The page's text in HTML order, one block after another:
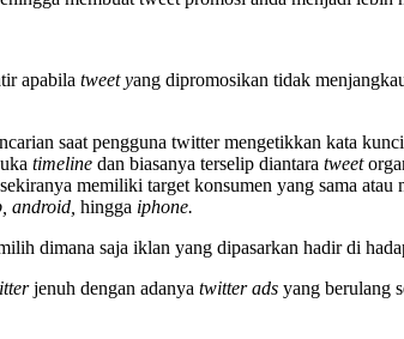
apabilatweet yang dipromosikan tidak
saat pengguna twitter mengetikkan kata
timelinedan biasanya terselip diantaratweet
memiliki target konsumen yang sama atau
android, hingga iphone.
dimana saja iklan yang dipasarkan hadir di
jenuh dengan adanyatwitter ads yang berulang